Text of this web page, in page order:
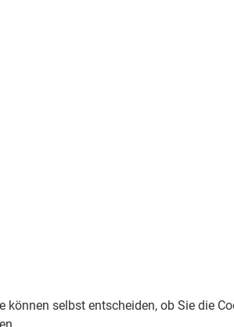
selbst entscheiden, ob Sie die